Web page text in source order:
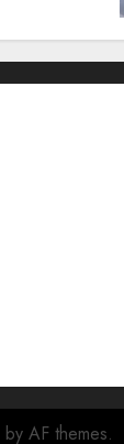
by AF themes.